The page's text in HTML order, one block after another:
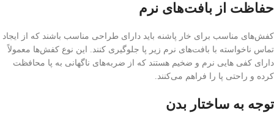
حفاظت از بافت‌های نرم
کفش‌های مناسب برای خار پاشنه باید دارای طراحی مناسب باشند که از ایجاد
تماس ناخواسته با بافت‌های نرم زیر پا جلوگیری کنند. این نوع کفش‌ها معمولاً
دارای کفی هایی نرم و ضخیم هستند که از ضربه‌های ناگهانی به پا محافظت
کرده و راحتی پا را فراهم می‌کنند.
توجه به ساختار بدن